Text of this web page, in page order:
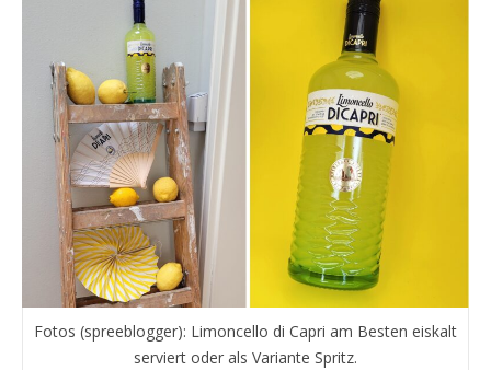
Fotos (spreeblogger): Limoncello di Capri am Besten eiskalt
serviert oder als Variante Spritz.